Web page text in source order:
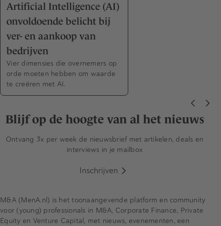
Artificial Intelligence (AI)
onvoldoende belicht bij
ver- en aankoop van
bedrijven
Vier dimensies die overnemers op
orde moeten hebben om waarde
te creëren met AI.
Blijf op de hoogte van al het nieuws
Ontvang 3x per week de nieuwsbrief met artikelen, deals en
interviews in je mailbox
Inschrijven
M&A (MenA.nl) is het toonaangevende platform en community
voor (young) professionals in M&A, Corporate Finance, Private
Equity en Venture Capital, met nieuws, evenementen, een